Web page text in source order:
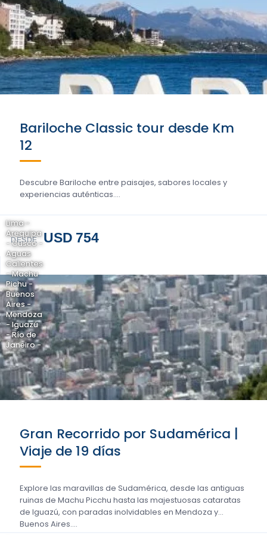
Bariloche Classic tour desde Km
12
Descubre Bariloche entre paisajes, sabores locales y
experiencias auténticas....
DESDE USD 754
Lima -
Arequipa
- Cusco -
Aguas
Calientes
- Machu
Pichu -
Buenos
Aires -
Mendoza
- Iguazú
- Río de
Janeiro -
Gran Recorrido por Sudamérica |
Viaje de 19 días
Explore las maravillas de Sudamérica, desde las antiguas
ruinas de Machu Picchu hasta las majestuosas cataratas
de Iguazú, con paradas inolvidables en Mendoza y
Buenos Aires....